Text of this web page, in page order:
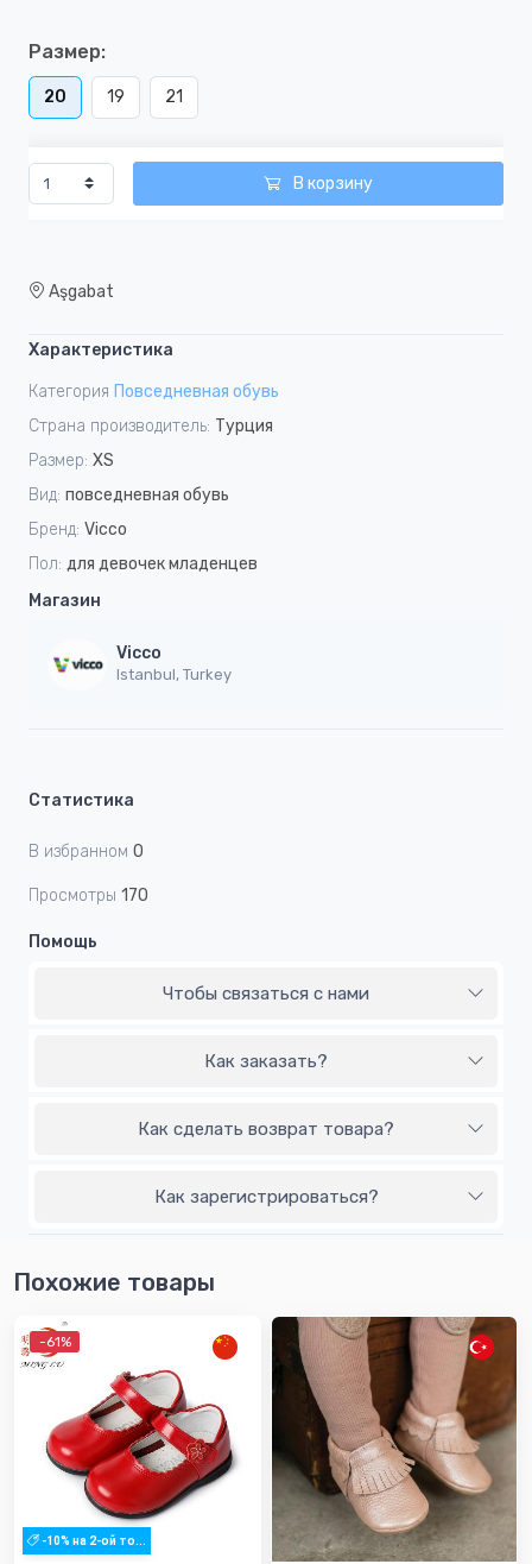
Размер:
20 19 21
В корзину
Aşgabat
Характеристика
Категория Повседневная обувь
Страна производитель: Турция
Размер: XS
Вид: повседневная обувь
Бренд: Vicco
Пол: для девочек младенцев
Магазин
Vicco
Istanbul, Turkey
Статистика
В избранном 0
Просмотры 170
Помощь
Чтобы связаться с нами
Как заказать?
Как сделать возврат товара?
Как зарегистрироваться?
Похожие товары
-61%
-10% на 2-ой то...